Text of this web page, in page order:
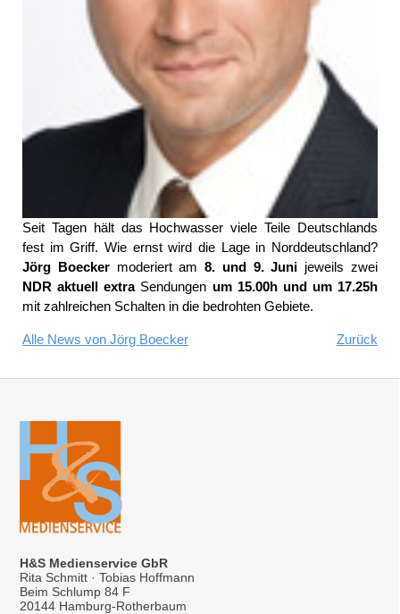
Seit Tagen hält das Hochwasser viele Teile Deutschlands
fest im Griff. Wie ernst wird die Lage in Norddeutschland?
Jörg Boeckermoderiert am 8. und 9. Juni jeweils zwei
NDR aktuell extraSendungen um 15.00h und um 17.25h
mit zahlreichen Schalten in die bedrohten Gebiete.
Alle News von Jörg Boecker Zurück
H&S Medienservice GbR
Rita Schmitt · Tobias Hoffmann
Beim Schlump 84 F
20144 Hamburg-Rotherbaum